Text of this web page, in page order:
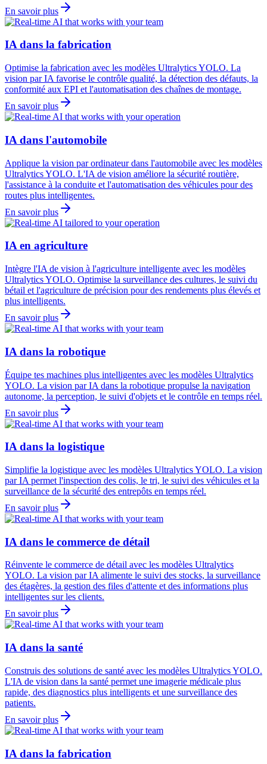
En savoir plus
IA dans la fabrication
Optimise la fabrication avec les modèles Ultralytics YOLO. La
vision par IA favorise le contrôle qualité, la détection des défauts, la
conformité aux EPI et l'automatisation des chaînes de montage.
En savoir plus
IA dans l'automobile
Applique la vision par ordinateur dans l'automobile avec les modèles
Ultralytics YOLO. L'IA de vision améliore la sécurité routière,
l'assistance à la conduite et l'automatisation des véhicules pour des
routes plus intelligentes.
En savoir plus
IA en agriculture
Intègre l'IA de vision à l'agriculture intelligente avec les modèles
Ultralytics YOLO. Optimise la surveillance des cultures, le suivi du
bétail et l'agriculture de précision pour des rendements plus élevés et
plus intelligents.
En savoir plus
IA dans la robotique
Équipe tes machines plus intelligentes avec les modèles Ultralytics
YOLO. La vision par IA dans la robotique propulse la navigation
autonome, la perception, le suivi d'objets et le contrôle en temps réel.
En savoir plus
IA dans la logistique
Simplifie la logistique avec les modèles Ultralytics YOLO. La vision
par IA permet l'inspection des colis, le tri, le suivi des véhicules et la
surveillance de la sécurité des entrepôts en temps réel.
En savoir plus
IA dans le commerce de détail
Réinvente le commerce de détail avec les modèles Ultralytics
YOLO. La vision par IA alimente le suivi des stocks, la surveillance
des étagères, la gestion des files d'attente et des informations plus
intelligentes sur les clients.
En savoir plus
IA dans la santé
Construis des solutions de santé avec les modèles Ultralytics YOLO.
L'IA de vision dans la santé permet une imagerie médicale plus
rapide, des diagnostics plus intelligents et une surveillance des
patients.
En savoir plus
IA dans la fabrication